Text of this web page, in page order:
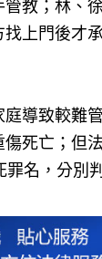
教；林、
上門後才
導致較難
死亡；但
名，分別